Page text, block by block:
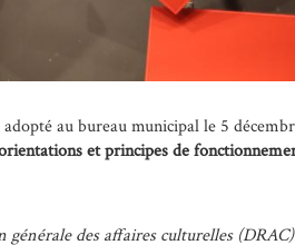
adopté au bureau municipal le 5
et principes de
des affaires culturelles (DRAC)